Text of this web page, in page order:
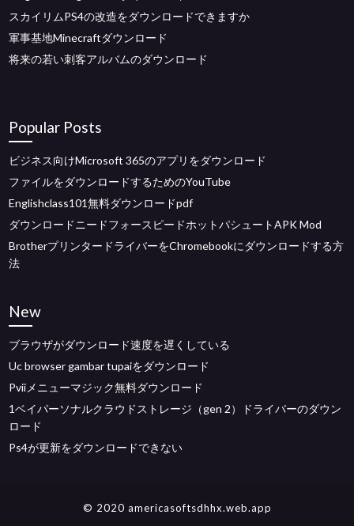
スカイリムPS4の改造をダウンロードできますか
軍事基地Minecraftダウンロード
将来の若い刺客アルバムのダウンロード
Popular Posts
ビジネス向けMicrosoft 365のアプリをダウンロード
ファイルをダウンロードするためのYouTube
Englishclass101無料ダウンロードpdf
ダウンロードニードフォースピードホットパシュートAPK Mod
BrotherプリンタードライバーをChromebookにダウンロードする方
法
New
ブラウザがダウンロード速度を遅くしている
Uc browser gambar tupaiをダウンロード
Pviiメニューマジック無料ダウンロード
1ベイパーソナルクラウドストレージ（gen 2）ドライバーのダウン
ロード
Ps4が更新をダウンロードできない
© 2020 americasoftsdhhx.web.app